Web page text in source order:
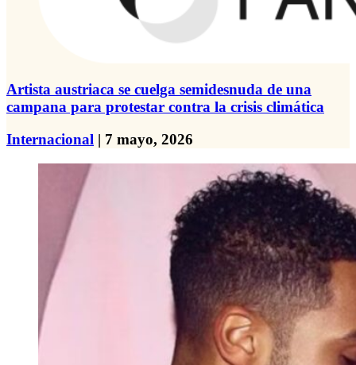
Artista austriaca se cuelga semidesnuda de una
campana para protestar contra la crisis climática
Internacional | 7 mayo, 2026